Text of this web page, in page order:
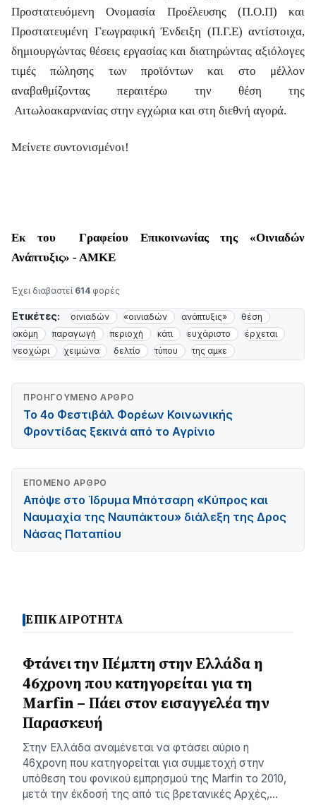
Προστατευόμενη Ονομασία Προέλευσης (Π.Ο.Π) και
Προστατευμένη Γεωγραφική Ένδειξη (Π.Γ.Ε) αντίστοιχα,
δημιουργώντας θέσεις εργασίας και διατηρώντας αξιόλογες
τιμές πώλησης των προϊόντων και στο μέλλον
αναβαθμίζοντας περαιτέρω την θέση της
Αιτωλοακαρνανίας στην εγχώρια και στη διεθνή αγορά.
Μείνετε συντονισμένοι!
Εκ τουΓραφείου Επικοινωνίας της «Οινιαδών
Ανάπτυξις» - ΑΜΚΕ
Έχει διαβαστεί 614 φορές
Ετικέτες: οινιαδών «οινιαδών ανάπτυξις»
θέση
ακόμη
παραγωγή περιοχή κάτι ευχάριστο
έρχεται
νεοχώρι
χειμώνα δελτίο τύπου της αμκε
ΠΡΟΗΓΟΎΜΕΝΟ ΆΡΘΡΟ
Το 4ο Φεστιβάλ Φορέων Κοινωνικής
Φροντίδας ξεκινά από το Αγρίνιο
ΕΠΌΜΕΝΟ ΆΡΘΡΟ
Απόψε στο Ίδρυμα Μπότσαρη «Κύπρος και
Ναυμαχία της Ναυπάκτου» διάλεξη της Δρος
Νάσας Παταπίου
ΕΠΙΚΑΙΡΟΤΗΤΑ
Φτάνει την Πέμπτη στην Ελλάδα η
46χρονη που κατηγορείται για τη
Marfin – Πάει στον εισαγγελέα την
Παρασκευή
Στην Ελλάδα αναμένεται να φτάσει αύριο η
46χρονη που κατηγορείται για συμμετοχή στην
υπόθεση του φονικού εμπρησμού της Marfin το 2010,
μετά την έκδοσή της από τις βρετανικές Αρχές,…